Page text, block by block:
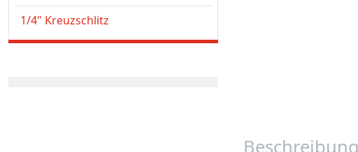
1/4" Kreuzschlitz
Beschreibung